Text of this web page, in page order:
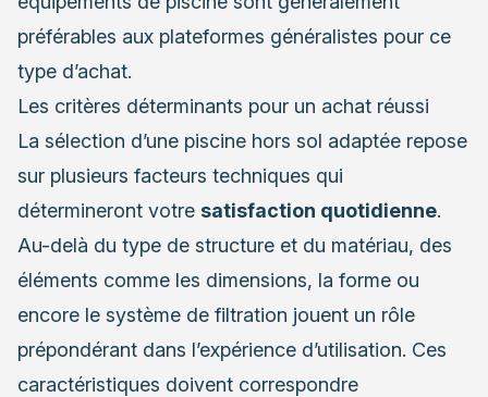
préférables aux plateformes généralistes pour ce
type d’achat.
Les critères déterminants pour un achat réussi
La sélection d’une piscine hors sol adaptée repose
sur plusieurs facteurs techniques qui
détermineront votre satisfaction quotidienne.
Au-delà du type de structure et du matériau, des
éléments comme les dimensions, la forme ou
encore le système de filtration jouent un rôle
prépondérant dans l’expérience d’utilisation. Ces
caractéristiques doivent correspondre